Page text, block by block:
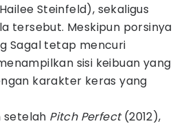
Steinfeld), sekaligus
tersebut. Meskipun porsinya
Sagal tetap mencuri
sisi keibuan yang
karakter keras yang
setelah Pitch Perfect(2012),